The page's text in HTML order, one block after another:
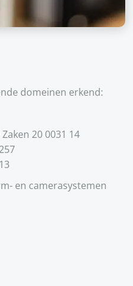
domeinen erkend:
20 0031 14
en camerasystemen